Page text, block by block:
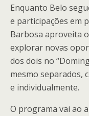
Enquanto Belo
e participações em
Barbosa aproveita
explorar novas
dos dois no
mesmo separados,
e individualmente.
O programa vai ao